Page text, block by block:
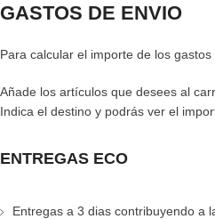
GASTOS DE ENVIO
Para calcular el importe de los
Añade los artículos que desees al
Indica el destino y podrás ver el
ENTREGAS ECO
Entregas a 3 dias contribuyendo a